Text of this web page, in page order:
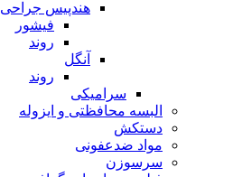
هندپیس جراحی
فیشور
روند
آنگل
روند
سرامیکی
البسه محافظتی و ایزوله
دستکش
مواد ضدعفونی
سرسوزن